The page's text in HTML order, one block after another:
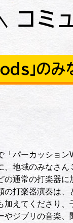
コミ
」の
パーカッショ
地域のみなさ
通常の打楽器
打楽器演奏は、
えてくださり
ジブリの音楽